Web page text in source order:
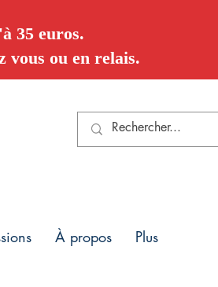
35 euros.
vous ou en relais.
À propos Plus